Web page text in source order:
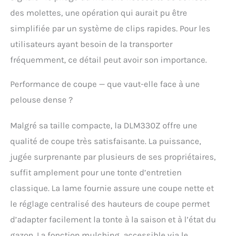
des molettes, une opération qui aurait pu être
simplifiée par un système de clips rapides. Pour les
utilisateurs ayant besoin de la transporter
fréquemment, ce détail peut avoir son importance.
Performance de coupe — que vaut-elle face à une
pelouse dense ?
Malgré sa taille compacte, la DLM330Z offre une
qualité de coupe très satisfaisante. La puissance,
jugée surprenante par plusieurs de ses propriétaires,
suffit amplement pour une tonte d’entretien
classique. La lame fournie assure une coupe nette et
le réglage centralisé des hauteurs de coupe permet
d’adapter facilement la tonte à la saison et à l’état du